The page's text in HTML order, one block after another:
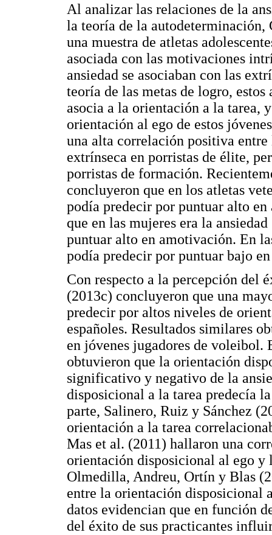
Al analizar las relaciones de la
la teoría de la autodeterminación,
una muestra de atletas
asociada con las motivaciones
ansiedad se asociaban con las
teoría de las metas de logro,
asocia a la orientación a la tarea,
orientación al ego de estos
una alta correlación positiva
extrínseca en porristas de élite,
porristas de formación.
concluyeron que en los atletas
podía predecir por puntuar alto
que en las mujeres era la
puntuar alto en amotivación. En
podía predecir por puntuar bajo
Con respecto a la percepción del
(2013c) concluyeron que una
predecir por altos niveles de
españoles. Resultados similares
en jóvenes jugadores de voleibol.
obtuvieron que la orientación
significativo y negativo de la
disposicional a la tarea predecía
parte, Salinero, Ruiz y Sánchez
orientación a la tarea
Mas et al. (2011) hallaron una
orientación disposicional al ego y
Olmedilla, Andreu, Ortín y Blas
entre la orientación disposicional
datos evidencian que en función
del éxito de sus practicantes